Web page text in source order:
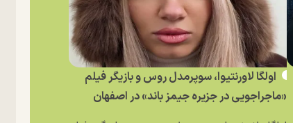
اولگا لاورنتیوا، سوپرمدل روس و بازیگر فیلم
«ماجراجویی در جزیره جیمز باند» در اصفهان